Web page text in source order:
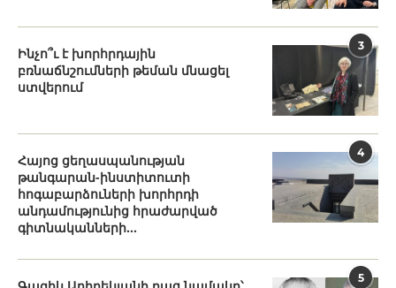
3
Ինչո՞ւ է խորհրդային
բռնաճնշումների թեման մնացել
ստվերում
4
Հայոց ցեղասպանության
թանգարան-ինստիտուտի
հոգաբարձուների խորհրդի
անդամությունից հրաժարված
գիտնականների...
5